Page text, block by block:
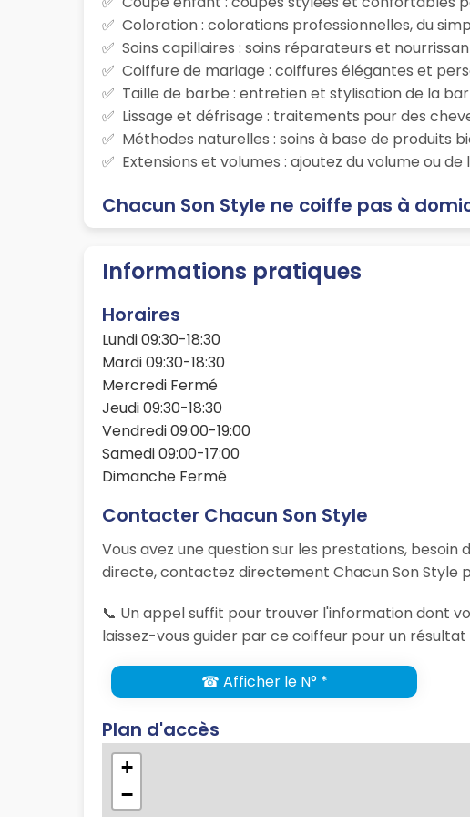
Coloration : colorations professionnelles, du
Soins capillaires : soins réparateurs et
Coiffure de mariage : coiffures élégantes et
Taille de barbe : entretien et stylisation de la
Lissage et défrisage : traitements pour des
Méthodes naturelles : soins à base de produits
Extensions et volumes : ajoutez du volume ou
Chacun Son Style ne coiffe pas à
Informations pratiques
Horaires
Lundi 09:30-18:30
Mardi 09:30-18:30
Mercredi Fermé
Jeudi 09:30-18:30
Vendredi 09:00-19:00
Samedi 09:00-17:00
Dimanche Fermé
Contacter Chacun Son Style
Vous avez une question sur les prestations,
directe, contactez directement Chacun Son Style
📞 Un appel suffit pour trouver l'information dont
laissez-vous guider par ce coiffeur pour un
☎ Afficher le N° *
Plan d'accès
+
−